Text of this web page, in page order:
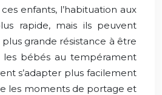
enfants, l’habituation aux
rapide, mais ils peuvent
grande résistance à être
les bébés au tempérament
s’adapter plus facilement
les moments de portage et